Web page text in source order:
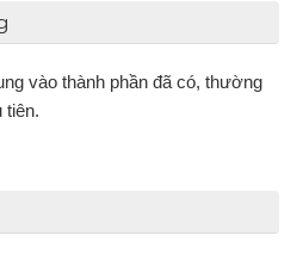
vào thành phần đã có, thường
tiên.